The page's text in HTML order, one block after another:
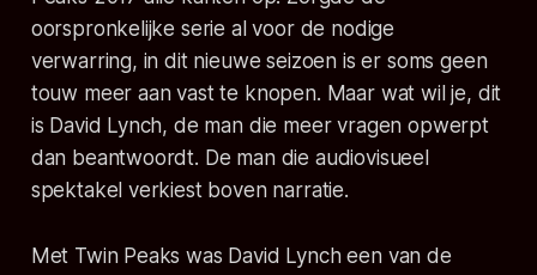
oorspronkelijke serie al voor de nodige
verwarring, in dit nieuwe seizoen is er soms geen
touw meer aan vast te knopen. Maar wat wil je, dit
is David Lynch, de man die meer vragen opwerpt
dan beantwoordt. De man die audiovisueel
spektakel verkiest boven narratie.
Met Twin Peaks was David Lynch een van de